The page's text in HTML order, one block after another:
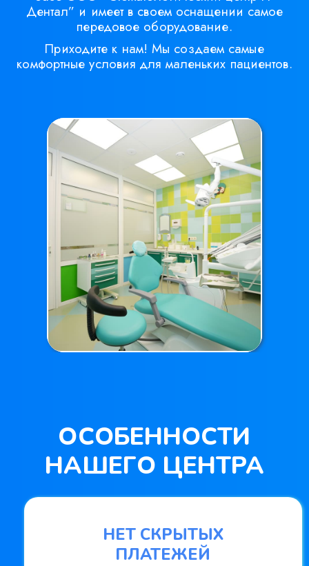
Дентал” и имеет в своем оснащении самое
передовое оборудование.
Приходите к нам! Мы создаем самые
комфортные условия для маленьких пациентов.
ОСОБЕННОСТИ
НАШЕГО ЦЕНТРА
НЕТ СКРЫТЫХ
ПЛАТЕЖЕЙ